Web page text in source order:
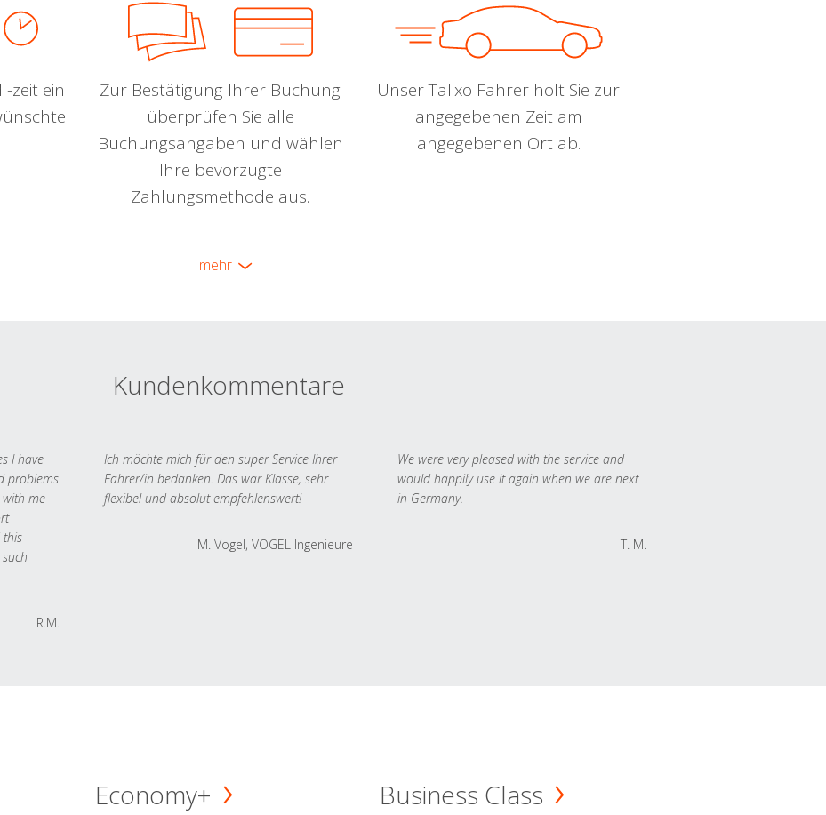
zeit ein
Zur Bestätigung Ihrer Buchung
überprüfen Sie alle
Buchungsangaben und wählen
Ihre bevorzugte
Zahlungsmethode aus.
Unser Talixo Fahrer holt Sie zur
angegebenen Zeit am
angegebenen Ort ab.
mehr
Kundenkommentare
I have
problems
me
this
R.M.
Ich möchte mich für den super Service Ihrer
Fahrer/in bedanken. Das war Klasse, sehr
flexibel und absolut empfehlenswert!
M. Vogel, VOGEL Ingenieure
We were very pleased with the service and
would happily use it again when we are next
in Germany.
T. M.
Economy+ Business Class